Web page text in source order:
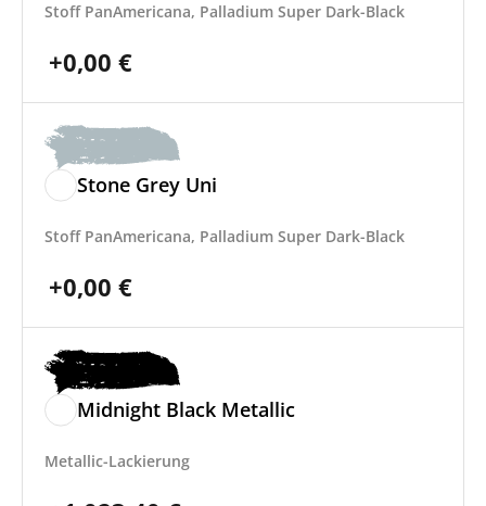
Stoff PanAmericana, Palladium Super Dark-Black
+0,00 €
Stone Grey Uni
Stoff PanAmericana, Palladium Super Dark-Black
+0,00 €
Midnight Black Metallic
Metallic-Lackierung